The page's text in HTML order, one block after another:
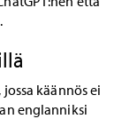
käännös ei
englanniksi